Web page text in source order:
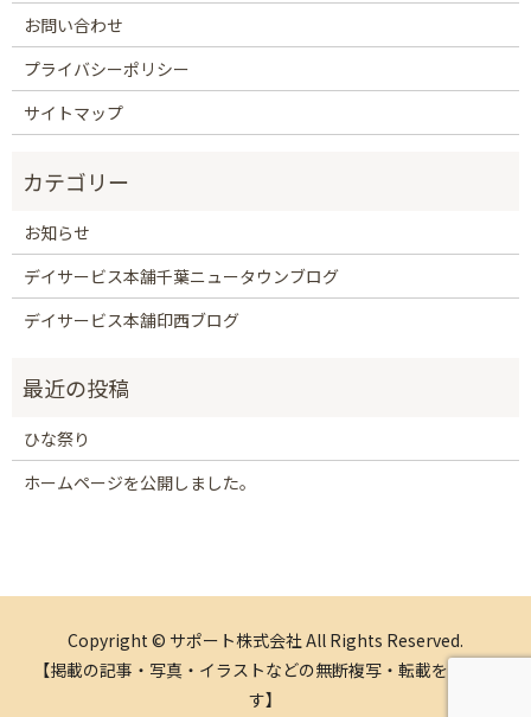
お問い合わせ
プライバシーポリシー
サイトマップ
お知らせ
デイサービス本舗千葉ニュータウンブログ
デイサービス本舗印西ブログ
ひな祭り
ホームページを公開しました。
Copyright © サポート株式会社 All Rights Reserved.
【掲載の記事・写真・イラストなどの無断複写・転載を禁じま
す】